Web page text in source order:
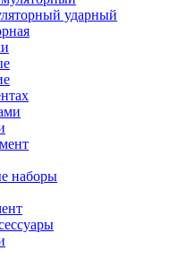
ударный
наборы